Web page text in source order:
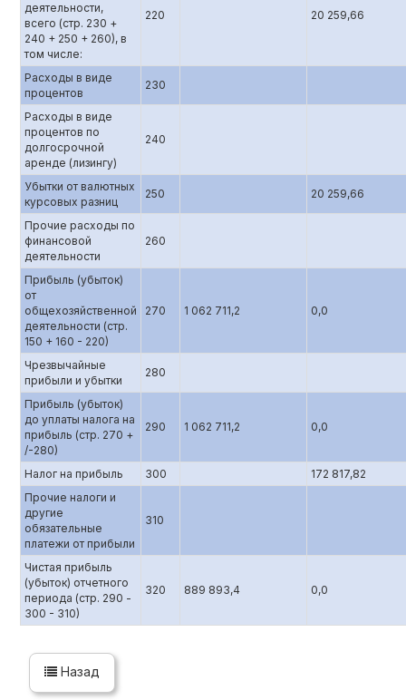
деятельности,
всего (стр. 230 +
240 + 250 + 260), в
том числе:
220 20 259,66
Расходы в виде
процентов
230
Расходы в виде
процентов по
долгосрочной
аренде (лизингу)
240
Убытки от валютных
курсовых разниц
250 20 259,66
Прочие расходы по
финансовой
деятельности
260
Прибыль (убыток)
от
общехозяйственной
деятельности (стр.
150 + 160 - 220)
270 1 062 711,2 0,0
Чрезвычайные
прибыли и убытки
280
Прибыль (убыток)
до уплаты налога на
прибыль (стр. 270 +
/-280)
290 1 062 711,2 0,0
Налог на прибыль 300
172 817,82
Прочие налоги и
другие
обязательные
платежи от прибыли
310
Чистая прибыль
(убыток) отчетного
периода (стр. 290 -
300 - 310)
320 889 893,4 0,0
Назад